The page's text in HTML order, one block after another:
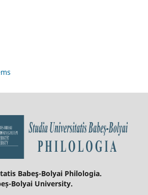
Babeş-Bolyai Philologia.
Bolyai University.